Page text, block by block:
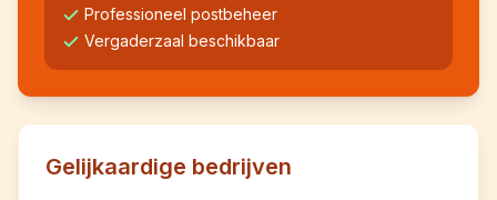
Professioneel postbeheer
Vergaderzaal beschikbaar
Gelijkaardige bedrijven